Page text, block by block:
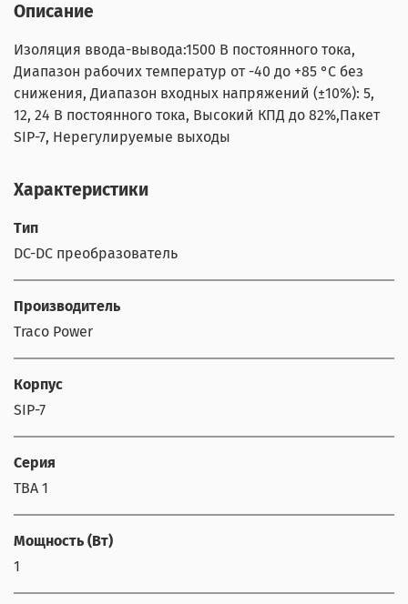
Описание
Изоляция ввода-вывода:1500 В постоянного тока,
Диапазон рабочих температур от -40 до +85 °C без
снижения, Диапазон входных напряжений (±10%): 5,
12, 24 В постоянного тока, Высокий КПД до 82%,Пакет
SIP-7, Нерегулируемые выходы
Характеристики
Тип
DC-DC преобразователь
Производитель
Traco Power
Корпус
SIP-7
Серия
TBA 1
Мощность (Вт)
1